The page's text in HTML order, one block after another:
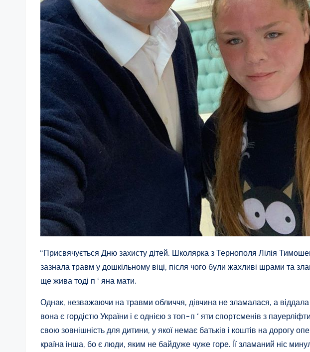
“Присвячується Дню захисту дітей. Школярка з Тернополя Лілія
зазнала травм у дошкільному віці, після чого були жахливі шрами та
ще жива тоді п ‘ яна мати.
Однак, незважаючи на травми обличчя, дівчина не зламалася, а віддала
вона є гордістю України і є однією з топ-п ‘ яти спортсменів з
свою зовнішність для дитини, у якої немає батьків і коштів на дорогу
країна інша, бо є люди, яким не байдуже чуже горе. Її зламаний ніс